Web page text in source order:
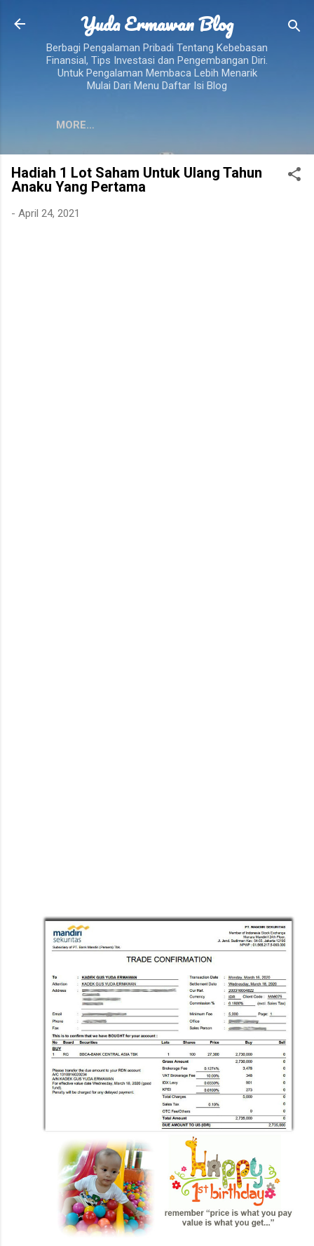
Skip to main content
Yuda Ermawan Blog
Berbagi Pengalaman Pribadi Tentang Kebebasan
Finansial, Tips Investasi dan Pengembangan Diri.
Untuk Pengalaman Membaca Lebih Menarik
Mulai Dari Menu Daftar Isi Blog
MORE…
Hadiah 1 Lot Saham Untuk Ulang Tahun
Anaku Yang Pertama
- April 24, 2021